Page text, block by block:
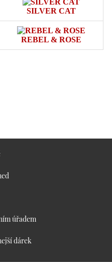
SILVER CAT
REBEL & ROSE
úřadem
dárek